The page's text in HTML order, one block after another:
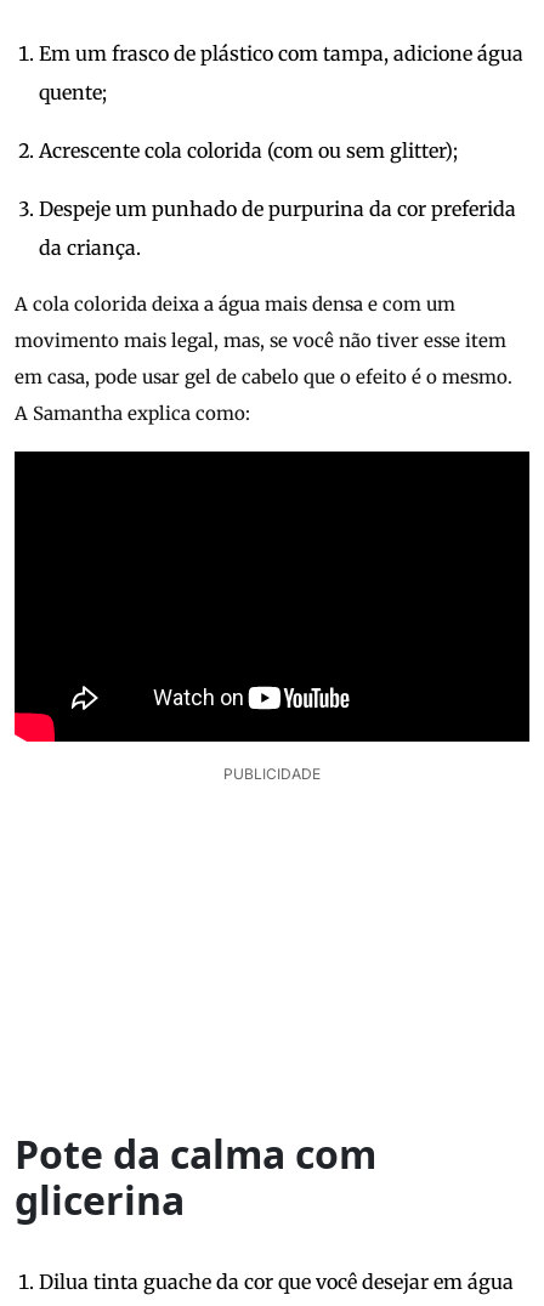
Em um frasco de plástico com tampa, adicione água
quente;
Acrescente cola colorida (com ou sem glitter);
Despeje um punhado de purpurina da cor preferida
da criança.
A cola colorida deixa a água mais densa e com um
movimento mais legal, mas, se você não tiver esse item
em casa, pode usar gel de cabelo que o efeito é o mesmo.
A Samantha explica como:
PUBLICIDADE
Pote da calma com
glicerina
Dilua tinta guache da cor que você desejar em água